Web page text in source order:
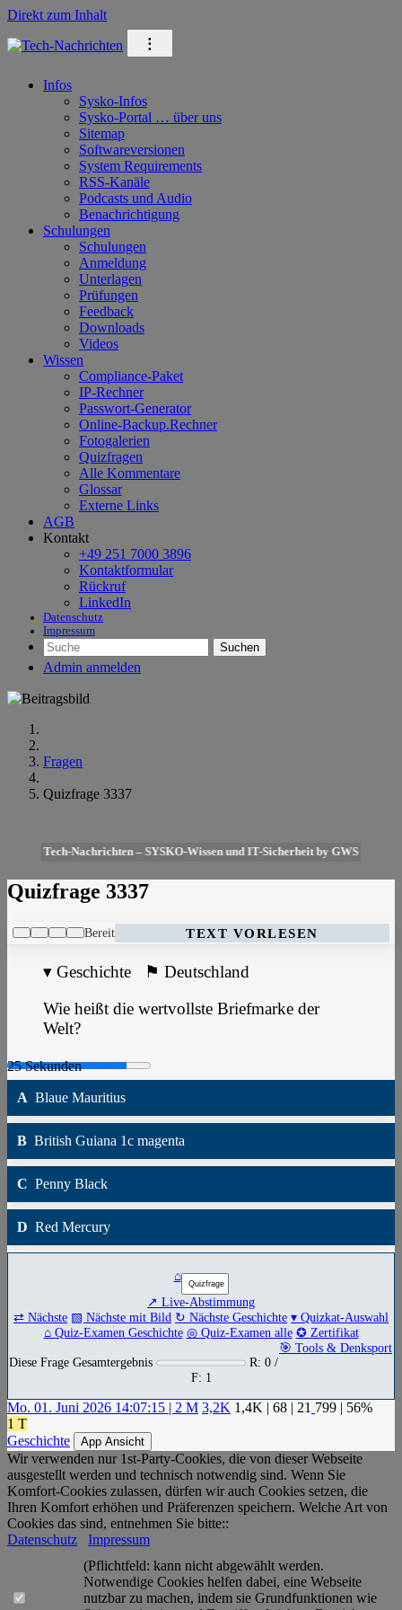
Direkt zum Inhalt
⁝
Infos
Sysko-Infos
Sysko-Portal … über uns
Sitemap
Softwareversionen
System Requirements
RSS-Kanäle
Podcasts und Audio
Benachrichtigung
Schulungen
Schulungen
Anmeldung
Unterlagen
Prüfungen
Feedback
Downloads
Videos
Wissen
Compliance-Paket
IP-Rechner
Passwort-Generator
Online-Backup.Rechner
Fotogalerien
Quizfragen
Alle Kommentare
Glossar
Externe Links
AGB
Kontakt
+49 251 7000 3896
Kontaktformular
Rückruf
LinkedIn
Datenschutz
Impressum
Suchen
Admin anmelden
Fragen
Quizfrage 3337
Tech-Nachrichten – SYSKO-Wissen und IT-Sicherheit by GWS
Quizfrage 3337
Bereit TEXT VORLESEN
▾ Geschichte ⚑ Deutschland
Wie heißt die wertvollste Briefmarke der
Welt?
A Blaue Mauritius
B British Guiana 1c magenta
C Penny Black
D Red Mercury
⌂
↗ Live-Abstimmung
⇄ Nächste ▧ Nächste mit Bild ↻ Nächste Geschichte ▾ Quizkat-Auswahl
⌂ Quiz-Examen Geschichte ◎ Quiz-Examen alle ✪ Zertifikat
🎯 Tools & Denksport
Diese Frage Gesamtergebnis
R: 0 /
F: 1
Mo. 01. Juni 2026 14:07:15 | 2 M 3,2K 1,4K | 68 | 21 799 | 56%
1 T
Geschichte
App Ansicht
Wir verwenden nur 1st-Party-Cookies, die von dieser Webseite
ausgestellt werden und technisch notwendig sind. Wenn Sie
Komfort-Cookies zulassen, dürfen wir auch Cookies setzen, die
Ihren Komfort erhöhen und Präferenzen speichern. Welche Art von
Cookies das sind, entnehmen Sie bitte::
Datenschutz
Impressum
(Pflichtfeld: kann nicht abgewählt werden.
Notwendige Cookies helfen dabei, eine Webseite
nutzbar zu machen, indem sie Grundfunktionen wie